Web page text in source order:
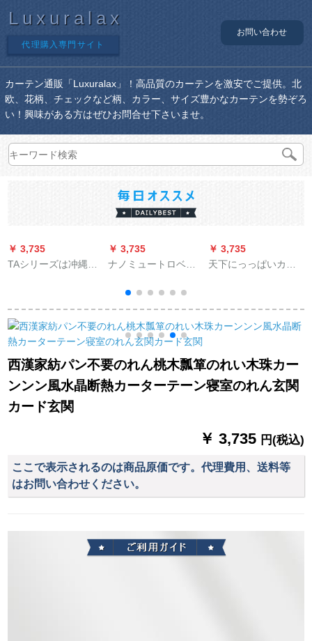
Luxuralax
代理購入専門サイト
お問い合わせ
カーテン通販「Luxuralax」！高品質のカーテンを激安でご提供。北
欧、花柄、チェックなど柄、カラー、サイズ豊かなカーテンを勢ぞろ
い！興味がある方はぜひお問合せ下さいませ。
￥ 3,735
TAシリーズは冲縄を
をかける。流苏は穂
を吊ります。一対の
洋風に縛られていま
す。テトラーは灰色
の青ペア（1号）で
す。
￥ 3,735
ナノミュートロベル
をつまみますか？）
￥ 3,735
天下にっっぱいカー
一体カーラテ无地刺
繍糸カーララテンン
ズシリーズシリーズ
シリーズシリーズシ
リーズシリーズ既製
ン遮光カーン【绿の
二重】牛乳糸一体
×2.7メトルの高さ1枚
す。
西漢家紡パン不要のれん桃木瓢箪のれい木珠カー
ンンン風水晶断熱カーターテーン寝室のれん玄関
カード玄関
￥ 3,735 円(税込)
ここで表示されるのは商品原価です。代理費用、送料等
はお問い合わせください。